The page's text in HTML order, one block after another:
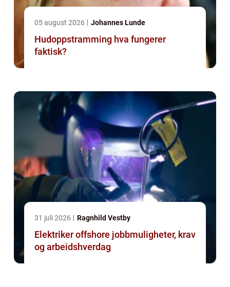
05 august 2026 Johannes Lunde
Hudoppstramming hva fungerer
faktisk?
31 juli 2026 Ragnhild Vestby
Elektriker offshore jobbmuligheter, krav
og arbeidshverdag